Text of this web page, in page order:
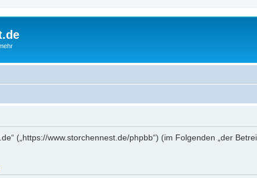
(„https://www.storchennest.de/phpbb“) (im Folgenden „der